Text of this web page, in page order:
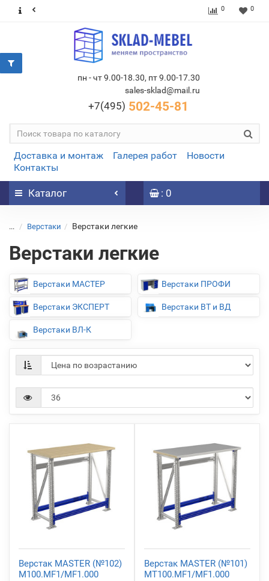
0 0
пн - чт 9.00-18.30, пт 9.00-17.30
sales-sklad@mail.ru
+7(495) 502-45-81
Доставка и монтаж Галерея работ
Новости
Контакты
Каталог : 0
... Верстаки Верстаки легкие
Верстаки легкие
Верстаки МАСТЕР Верстаки ПРОФИ
Верстаки ЭКСПЕРТ Верстаки ВТ и ВД
Верстаки ВЛ-К
Верстак MASTER (№102)
M100.MF1/MF1.000
Верстак MASTER (№101)
MT100.MF1/MF1.000